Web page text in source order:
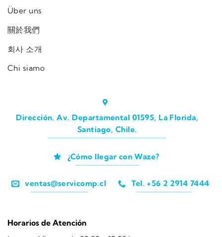
Über uns
關於我們
회사 소개
Chi siamo
Dirección. Av. Departamental 01595, La Florida,
Santiago, Chile.
¿Cómo llegar con Waze?
ventas@servicomp.cl Tel. +56 2 2914 7444
Horarios de Atención